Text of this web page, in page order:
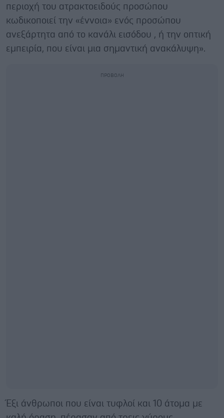
περιοχή του ατρακτοειδούς προσώπου
κωδικοποιεί την «έννοια» ενός προσώπου
ανεξάρτητα από το κανάλι εισόδου , ή την οπτική
εμπειρία, που είναι μια σημαντική ανακάλυψη».
Έξι άνθρωποι που είναι τυφλοί και 10 άτομα με